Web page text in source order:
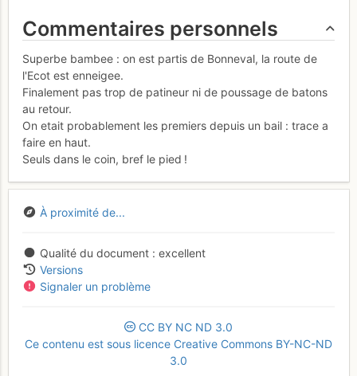
Commentaires personnels
Superbe bambee : on est partis de Bonneval, la route de
l'Ecot est enneigee.
Finalement pas trop de patineur ni de poussage de batons
au retour.
On etait probablement les premiers depuis un bail : trace a
faire en haut.
Seuls dans le coin, bref le pied !
À proximité de...
Qualité du document
excellent
Versions
Signaler un problème
CC BY NC ND 3.0
Ce contenu est sous licence Creative Commons BY-NC-ND
3.0